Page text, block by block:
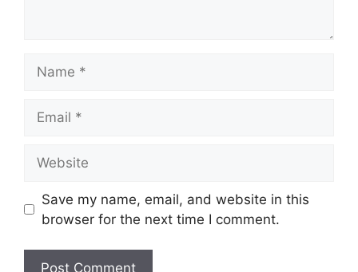
Save my name, email, and website in this
browser for the next time I comment.